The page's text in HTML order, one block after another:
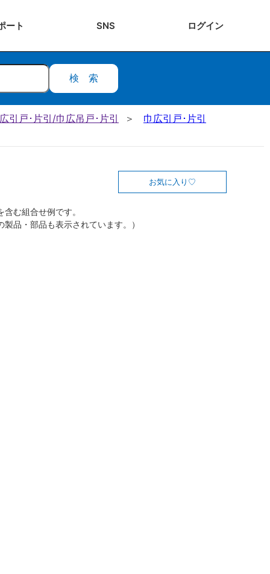
ート SNS ログイン
検索
引戸･片引/巾広吊戸･片引
巾広引戸･片引
お気に入り
む組合せ例です。
製品・部品も表示されています。）